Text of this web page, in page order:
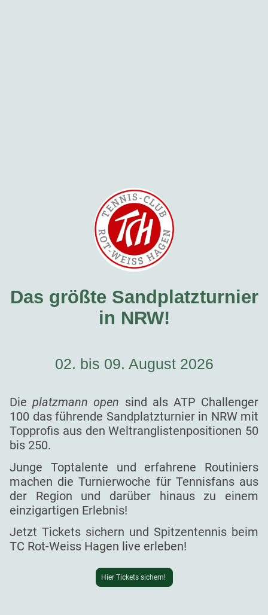
Das größte Sandplatzturnier
in NRW!
02. bis 09. August 2026
Dieplatzmann open sind als ATP Challenger
100 das führende Sandplatzturnier in NRW mit
Topprofis aus den Weltranglistenpositionen 50
bis 250.
Junge Toptalente und erfahrene Routiniers
machen die Turnierwoche für Tennisfans aus
der Region und darüber hinaus zu einem
einzigartigen Erlebnis!
Jetzt Tickets sichern und Spitzentennis beim
TC Rot-Weiss Hagen live erleben!
Hier Tickets sichern!